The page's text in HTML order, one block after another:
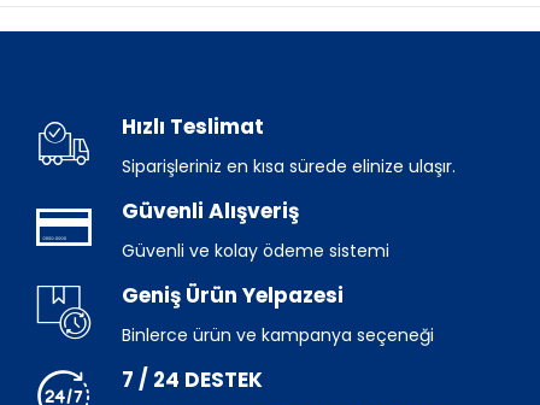
Hızlı Teslimat
Siparişleriniz en kısa sürede elinize ulaşır.
Güvenli Alışveriş
Güvenli ve kolay ödeme sistemi
Geniş Ürün Yelpazesi
Binlerce ürün ve kampanya seçeneği
7 / 24 DESTEK